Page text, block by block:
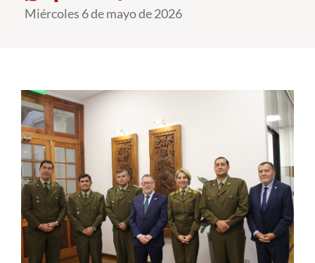
Pregrado
Estudiantes
Académicos
Funcionarios
Alumni
English
Miércoles 6 de mayo de 2026